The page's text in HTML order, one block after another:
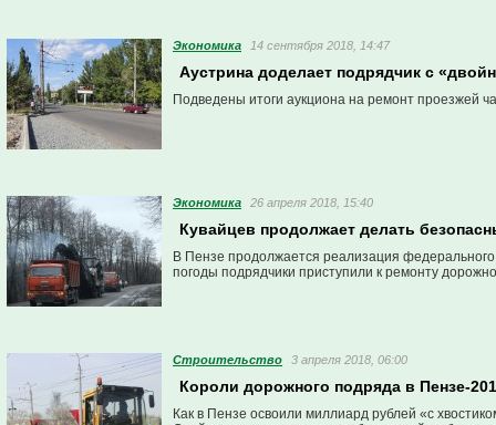
Экономика 14 сентября 2018, 14:47
Аустрина доделает подрядчик с
Подведены итоги аукциона на ремонт проезжей
Экономика 26 апреля 2018, 15:40
Кувайцев продолжает делать
В Пензе продолжается реализация
погоды подрядчики приступили к ремонту
Строительство 3 апреля 2018, 06:00
Короли дорожного подряда в Пензе-
Как в Пензе освоили миллиард рублей «с